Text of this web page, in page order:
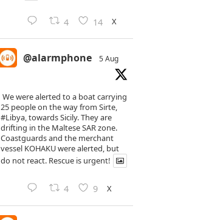
4 14 X
@alarmphone 5 Aug
We were alerted to a boat carrying
25 people on the way from Sirte,
#Libya, towards Sicily. They are
drifting in the Maltese SAR zone.
Coastguards and the merchant
vessel KOHAKU were alerted, but
do not react. Rescue is urgent!
4 9 X